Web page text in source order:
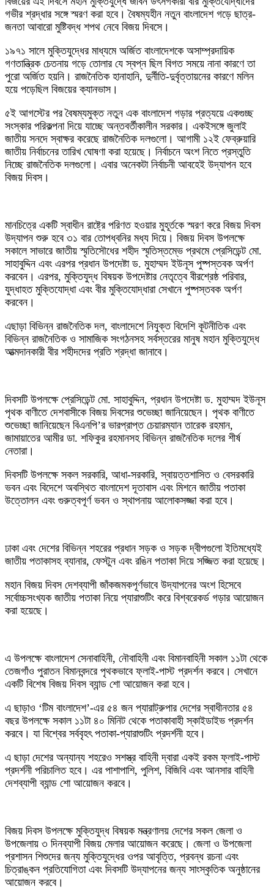
গভীর শ্রদ্ধার সঙ্গে স্মরণ করা হবে। বৈষম্যহীন নতুন বাংলাদেশ গড়ে ছাত্র-
জনতা আবারো মুষ্টিবদ্ধ শপথ নেবে বিজয় দিবসে।
‎১৯৭১ সালে মুক্তিযুদ্ধের মাধ্যমে অর্জিত বাংলাদেশকে অসাম্প্রদায়িক
গণতান্ত্রিক চেতনায় গড়ে তোলার যে স্বপ্ন ছিল বিগত সময়ে নানা কারণে তা
পুরো অর্জিত হয়নি। রাজনৈতিক হানাহানি, দুর্নীতি-দুর্বৃত্তায়নের কারণে মলিন
হয়ে পড়েছিল বিজয়ের ক্যানভাস।
৫ই আগস্টের পর বৈষম্যমুক্ত নতুন এক বাংলাদেশ গড়ার প্রত্যয়ে একগুচ্ছ
সংস্কার পরিকল্পনা দিয়ে যাচ্ছে অন্তবর্তীকালীন সরকার। একইসঙ্গে জুলাই
জাতীয় সনদে স্বাক্ষর করেছে রাজনৈতিক দলগুলো। আগামী ১২ই ফেব্রুয়ারি
জাতীয় নির্বাচনের তারিখ ঘোষণা করা হয়েছে। নির্বাচনে অংশ নিতে প্রস্তুতি
নিচ্ছে রাজনৈতিক দলগুলো। এবার অনেকটা নির্বাচনী আবহেই উদ্যাপন হবে
বিজয় দিবস।
‎মানচিত্রে একটি স্বাধীন রাষ্ট্রে পরিণত হওয়ার মুহূর্তকে স্মরণ করে বিজয় দিবস
উদ্‌যাপন শুরু হবে ৩১ বার তোপধ্বনির মধ্য দিয়ে। বিজয় দিবস উপলক্ষে
সকালে সাভারে জাতীয় স্মৃতিসৌধের শহীদ স্মৃতিস্তম্ভে প্রথমে প্রেসিডেন্ট মো.
সাহাবুদ্দিন এবং এরপর প্রধান উপদেষ্টা ড. মুহাম্মদ ইউনূস পুষ্পস্তবক অর্পণ
করবেন। এরপর, মুক্তিযুদ্ধ বিষয়ক উপদেষ্টার নেতৃত্বে বীরশ্রেষ্ঠ পরিবার,
যুদ্ধাহত মুক্তিযোদ্ধা এবং বীর মুক্তিযোদ্ধারা সেখানে পুষ্পস্তবক অর্পণ
করবেন।
এছাড়া বিভিন্ন রাজনৈতিক দল, বাংলাদেশে নিযুক্ত বিদেশি কূটনীতিক এবং
বিভিন্ন রাজনৈতিক ও সামাজিক সংগঠনসহ সর্বস্তরের মানুষ মহান মুক্তিযুদ্ধে
আত্মদানকারী বীর শহীদদের প্রতি শ্রদ্ধা জানাবে।
দিবসটি উপলক্ষে প্রেসিডেন্ট মো. সাহাবুদ্দিন, প্রধান উপদেষ্টা ড. মুহাম্মদ ইউনূস
পৃথক বাণীতে দেশবাসীকে বিজয় দিবসের শুভেচ্ছা জানিয়েছেন। পৃথক বাণীতে
শুভেচ্ছা জানিয়েছেন বিএনপি’র ভারপ্রাপ্ত চেয়ারম্যান তারেক রহমান,
জামায়াতের আমীর ডা. শফিকুর রহমানসহ বিভিন্ন রাজনৈতিক দলের শীর্ষ
নেতারা।
‎দিবসটি উপলক্ষে সকল সরকারি, আধা-সরকারি, স্বায়ত্তশাসিত ও বেসরকারি
ভবন এবং বিদেশে অবস্থিত বাংলাদেশ দূতাবাস এবং মিশনে জাতীয় পতাকা
উত্তোলন এবং গুরুত্বপূর্ণ ভবন ও স্থাপনায় আলোকসজ্জা করা হবে।
‎ঢাকা এবং দেশের বিভিন্ন শহরের প্রধান সড়ক ও সড়ক দ্বীপগুলো ইতিমধ্যেই
জাতীয় পতাকাসহ ব্যানার, ফেস্টুন এবং রঙিন পতাকা দিয়ে সজ্জিত করা হয়েছে।
‎মহান বিজয় দিবস দেশব্যাপী জাঁকজমকপূর্ণভাবে উদ্‌যাপনের অংশ হিসেবে
সর্বোচ্চসংখ্যক জাতীয় পতাকা নিয়ে প্যারাশুটিং করে বিশ্বরেকর্ড গড়ার আয়োজন
করা হয়েছে।
এ উপলক্ষে বাংলাদেশ সেনাবাহিনী, নৌবাহিনী এবং বিমানবাহিনী সকাল ১১টা থেকে
তেজগাঁও পুরাতন বিমানবন্দরে পৃথকভাবে ফ্লাই-পাস্ট প্রদর্শন করবে। সেখানে
একটি বিশেষ বিজয় দিবস ব্যান্ড শো আয়োজন করা হবে।
‎এ ছাড়াও ‘টিম বাংলাদেশ’-এর ৫৪ জন প্যারাট্রুপার দেশের স্বাধীনতার ৫৪
বছর উপলক্ষে সকাল ১১টা ৪০ মিনিট থেকে পতাকাবাহী স্কাইডাইভ প্রদর্শন
করবে। যা বিশ্বের সর্ববৃহৎ পতাকা-প্যারাশুটিং প্রদর্শনী হবে।
‎এ ছাড়া দেশের অন্যান্য শহরেও সশস্ত্র বাহিনী দ্বারা একই রকম ফ্লাই-পাস্ট
প্রদর্শনী পরিচালিত হবে। এর পাশাপাশি, পুলিশ, বিজিবি এবং আনসার বাহিনী
দেশব্যাপী ব্যান্ড শো আয়োজন করবে।
‎বিজয় দিবস উপলক্ষে মুক্তিযুদ্ধ বিষয়ক মন্ত্রণালয় দেশের সকল জেলা ও
উপজেলায় ৩ দিনব্যাপী বিজয় মেলার আয়োজন করেছে। জেলা ও উপজেলা
প্রশাসন শিশুদের জন্য মুক্তিযুদ্ধের ওপর আবৃত্তি, প্রবন্ধ রচনা এবং
চিত্রাঙ্কন প্রতিযোগিতা এবং দিবসটি উদ্‌যাপনের জন্য সাংস্কৃতিক অনুষ্ঠানের
আয়োজন করবে।